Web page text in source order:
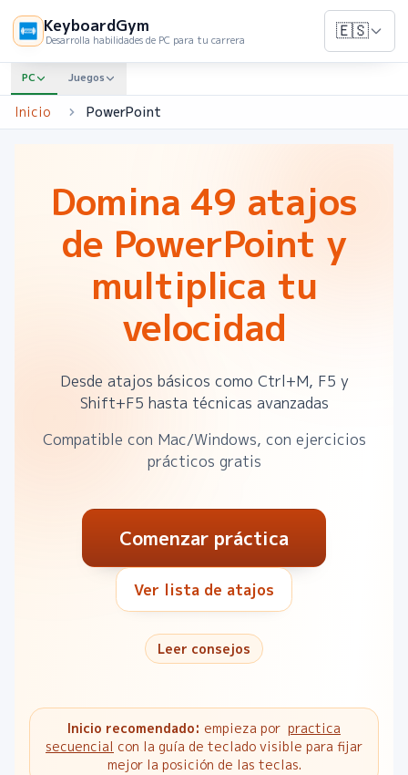
KeyboardGym
Desarrolla habilidades de PC para tu carrera 🇪🇸
PC Juegos
Inicio PowerPoint
Domina 49 atajos
de PowerPoint y
multiplica tu
velocidad
Desde atajos básicos como Ctrl+M, F5 y
Shift+F5 hasta técnicas avanzadas
Compatible con Mac/Windows, con ejercicios
prácticos gratis
Comenzar práctica
Ver lista de atajos
Leer consejos
Inicio recomendado: empieza por practica
secuencial con la guía de teclado visible para fijar
mejor la posición de las teclas.